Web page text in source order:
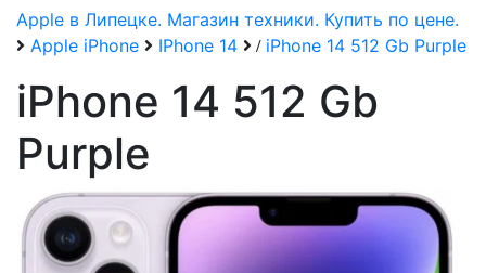
Apple в Липецке. Магазин техники. Купить по цене.
Apple iPhone
IPhone 14 / iPhone 14 512 Gb Purple
iPhone 14 512 Gb
Purple